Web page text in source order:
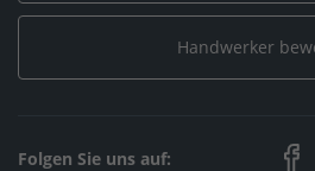
Handwerker
Folgen Sie uns auf: